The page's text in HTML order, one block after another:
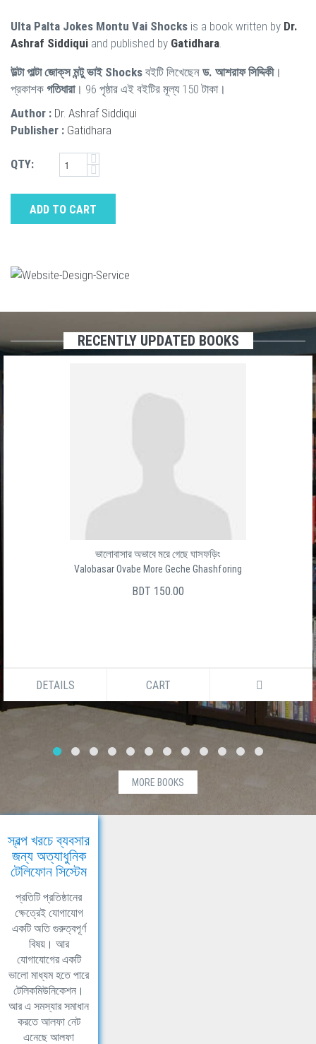
Ulta Palta Jokes Montu Vai Shocks is a book written by Dr.
Ashraf Siddiqui and published by Gatidhara
উল্টা পাল্টা জোক্‌স মন্টু ভাই ‍Shocks বইটি লিখেছেন ড. আশরাফ সিদ্দিকী।
প্রকাশক গতিধারা। 96 পৃষ্ঠার এই বইটির মূল্য 150 টাকা।
Author : Dr. Ashraf Siddiqui
Publisher : Gatidhara
QTY:
ADD TO CART
RECENTLY UPDATED BOOKS
ভালোবাসার অভাবে মরে গেছে ঘাসফড়িং
Valobasar Ovabe More Geche Ghashforing
BDT 150.00
DETAILS CART
MORE BOOKS
স্বল্প খরচে ব্যবসার
জন্য অত্যাধুনিক
টেলিফোন সিস্টেম
প্রতিটি প্রতিষ্ঠানের
ক্ষেত্রেই যোগাযোগ
একটি অতি গুরুত্বপূর্ণ
বিষয়। আর
যোগাযোগের একটি
ভালো মাধ্যম হতে পারে
টেলিকমিউনিকেশন।
আর এ সমস্যার সমাধান
করতে আলফা নেট
এনেছে আলফা